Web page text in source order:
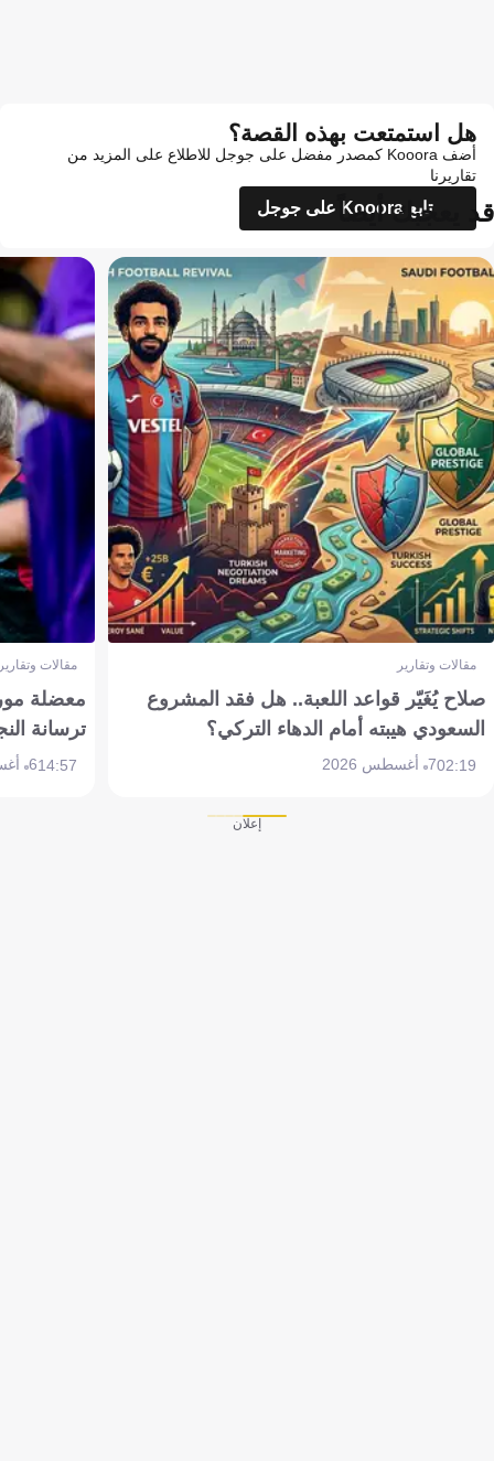
هل استمتعت بهذه القصة؟
أضف Kooora كمصدر مفضل على جوجل للاطلاع على المزيد من
تقاريرنا
تابع Kooora على جوجل
قد يعجبك أيضاً
مقالات وتقارير
صلاح يُغَيّر قواعد اللعبة.. هل فقد المشروع
السعودي هيبته أمام الدهاء التركي؟
02:197 أغسطس 2026
مقالات
معضلة
ترسانة
14:576 أغسطس 2026
إعلان